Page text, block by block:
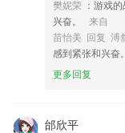
樊妮荣 ：游戏
兴奋。
来自
苗怡美 回复 溥
感到紧张和兴奋。
更多回复
邰欣平